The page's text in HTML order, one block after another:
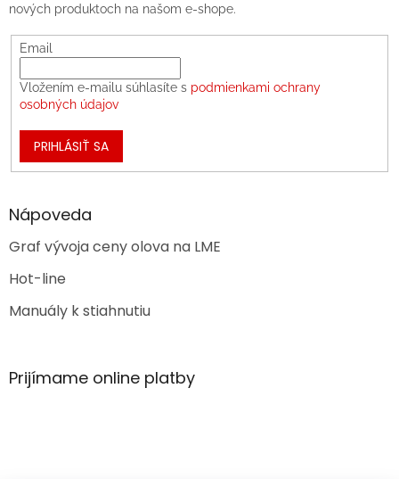
nových produktoch na našom e-shope.
Email
Vložením e-mailu súhlasíte s podmienkami ochrany
osobných údajov
PRIHLÁSIŤ SA
Nápoveda
Graf vývoja ceny olova na LME
Hot-line
Manuály k stiahnutiu
Prijímame online platby